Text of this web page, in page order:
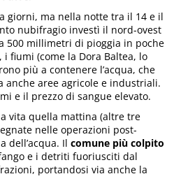
giorni, ma nella notte tra il 14 e il
nubifragio investì il nord-ovest
500 millimetri di pioggia in poche
fiumi (come la Dora Baltea, lo
più a contenere l’acqua, che
anche aree agricole e industriali.
e il prezzo di sangue elevato.
vita quella mattina (altre tre
nelle operazioni post-
dell’acqua. Ilcomune più colpito
e i detriti fuoriusciti dal
portandosi via anche la